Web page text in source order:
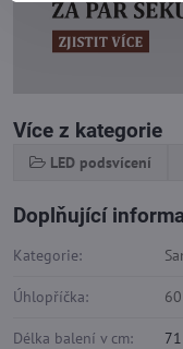
Více z kategorie
LED podsvícení
Doplňující
Kategorie:
Úhlopříčka:
Délka balení v cm: 71